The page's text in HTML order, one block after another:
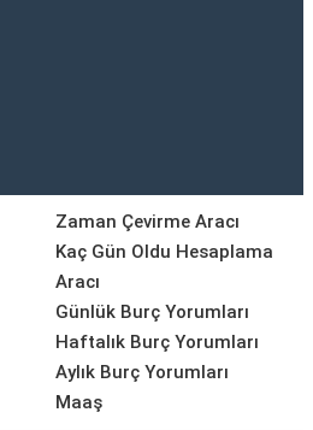
Zaman Çevirme Aracı
Kaç Gün Oldu Hesaplama
Aracı
Günlük Burç Yorumları
Haftalık Burç Yorumları
Aylık Burç Yorumları
Maaş